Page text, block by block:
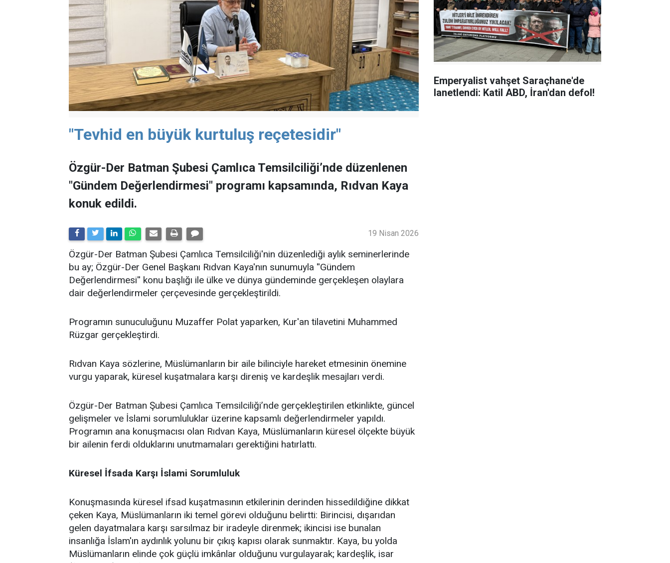
"Tevhid en büyük kurtuluş reçetesidir"
Özgür-Der Batman Şubesi Çamlıca Temsilciliği’nde düzenlenen
"Gündem Değerlendirmesi" programı kapsamında, Rıdvan Kaya
konuk edildi.
19 Nisan 2026
​Özgür-Der Batman Şubesi Çamlıca Temsilciliği'nin düzenlediği aylık seminerlerinde
bu ay; Özgür-Der Genel Başkanı Rıdvan Kaya'nın sunumuyla ''Gündem
Değerlendirmesi'' konu başlığı ile ülke ve dünya gündeminde gerçekleşen olaylara
dair değerlendirmeler çerçevesinde gerçekleştirildi.
Programın sunuculuğunu Muzaffer Polat yaparken, Kur'an tilavetini Muhammed
Rüzgar gerçekleştirdi.
Rıdvan Kaya sözlerine, Müslümanların bir aile bilinciyle hareket etmesinin önemine
vurgu yaparak, küresel kuşatmalara karşı direniş ve kardeşlik mesajları verdi.
Özgür-Der Batman Şubesi Çamlıca Temsilciliği’nde gerçekleştirilen etkinlikte, güncel
gelişmeler ve İslami sorumluluklar üzerine kapsamlı değerlendirmeler yapıldı.
Programın ana konuşmacısı olan Rıdvan Kaya, Müslümanların küresel ölçekte büyük
bir ailenin ferdi olduklarını unutmamaları gerektiğini hatırlattı.
Küresel İfsada Karşı İslami Sorumluluk
Konuşmasında küresel ifsad kuşatmasının etkilerinin derinden hissedildiğine dikkat
çeken Kaya, Müslümanların iki temel görevi olduğunu belirtti: Birincisi, dışarıdan
gelen dayatmalara karşı sarsılmaz bir iradeyle direnmek; ikincisi ise bunalan
insanlığa İslam'ın aydınlık yolunu bir çıkış kapısı olarak sunmaktır. Kaya, bu yolda
Müslümanların elinde çok güçlü imkânlar olduğunu vurgulayarak; kardeşlik, isar
Emperyalist vahşet Saraçhane'de
lanetlendi: Katil ABD, İran'dan defol!